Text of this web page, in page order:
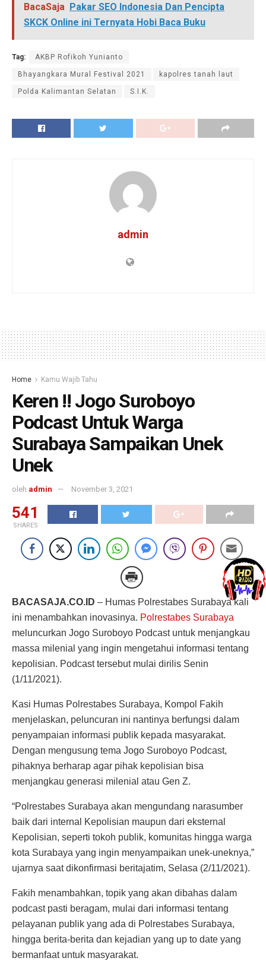
BacaSaja Pakar SEO Indonesia Dan Pencipta
SKCK Online ini Ternyata Hobi Baca Buku
Tag: AKBP Rofikoh Yunianto
Bhayangkara Mural Festival 2021 kapolres tanah laut
Polda Kalimantan Selatan S.I.K.
admin
Home Kamu Wajib Tahu
Keren !! Jogo Suroboyo
Podcast Untuk Warga
Surabaya Sampaikan Unek
Unek
oleh admin November 3, 2021
541
SHARES
BACASAJA.CO.ID – Humas Polrestabes Surabaya kali
ini menambahkan inovasinya. Polrestabes Surabaya
meluncurkan Jogo Suroboyo Podcast untuk menjangkau
massa milenial yang ingin mengetahui informasi tentang
kepolisian. Podcast tersebut mulai dirilis Senin
(1/11/2021).
Kasi Humas Polrestabes Surabaya, Kompol Fakih
menjelaskan, peluncuran ini nantinya berfungsi dalam
penyampaian informasi publik kepada masyarakat.
Dengan mengusung tema Jogo Suroboyo Podcast,
pihaknya berharap agar pihak kepolisian bisa
menjangkau generasi milenial atau Gen Z.
“Polrestabes Surabaya akan mengundang narasumber
baik dari internal Kepolisian maupun dari eksternal
Kepolisian, seperti tokoh publik, komunitas hingga warga
kota Surabaya yang ingin menyampaikan unek-uneknya,”
ujarnya saat dikonfirmasi beritajatim, Selasa (2/11/2021).
Fakih menambahkan, topik yang akan dibahas dalam
podcast pasti beragam, mulai dari informasi tentang
pelayanan publik yang ada di Polrestabes Surabaya,
hingga berita-berita dan kejadian yang up to date yang
bermanfaat untuk masyarakat.